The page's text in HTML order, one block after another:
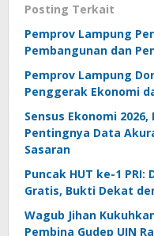
Posting Terkait
Pemprov Lampung
Pembangunan dan
Pemprov Lampung
Penggerak Ekonomi
Sensus Ekonomi
Pentingnya Data
Sasaran
Puncak HUT ke-1 PRI:
Gratis, Bukti Dekat
Wagub Jihan
Pembina Gudep UIN